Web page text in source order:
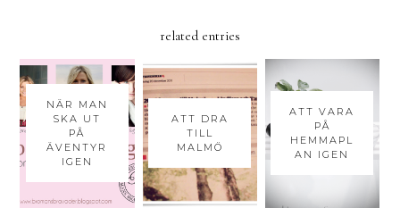
related entries
NÄR MAN
SKA UT
PÅ
ÄVENTYR
IGEN
ATT DRA
TILL
MALMÖ
ATT VARA
PÅ
HEMMAPL
AN IGEN